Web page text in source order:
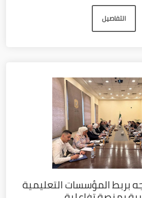
التفاصيل
بربط المؤسسات التعليمية